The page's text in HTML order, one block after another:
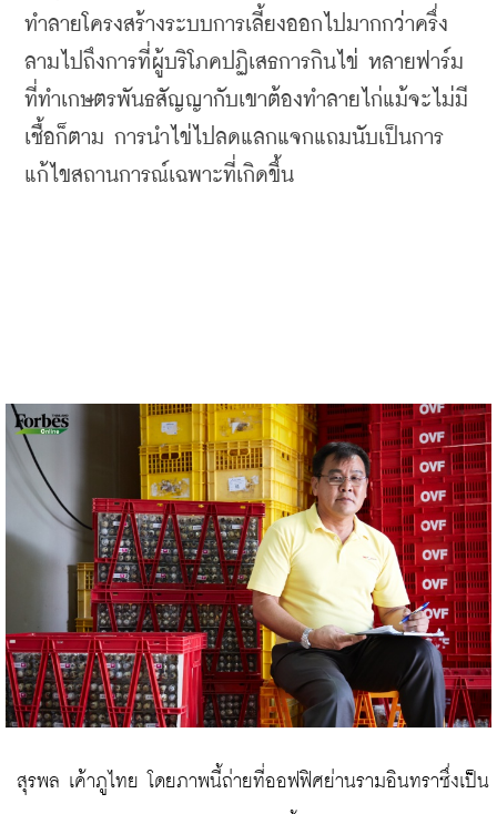
ทำลายโครงสร้างระบบการเลี้ยงออกไปมากกว่าครึ่ง
ลามไปถึงการที่ผู้บริโภคปฏิเสธการกินไข่ หลายฟาร์ม
ที่ทำเกษตรพันธสัญญากับเขาต้องทำลายไก่แม้จะไม่มี
เชื้อก็ตาม การนำไข่ไปลดแลกแจกแถมนับเป็นการ
แก้ไขสถานการณ์เฉพาะที่เกิดขึ้น